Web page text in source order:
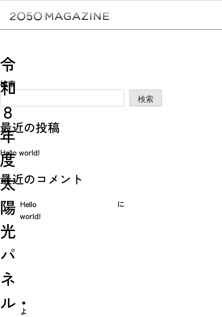
content
令
和
８
年
度
太
陽
光
パ
ネ
ル・
稿
ナ
ビ
ゲ
ー
シ
ョ
ン
等設置 補助金の募集
検索
検索
最近の投稿
Hello world!
最近のコメント
Hello
world!
に
よ